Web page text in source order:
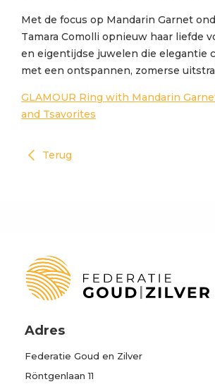
Met de focus op Mandarin Garnet
Tamara Comolli opnieuw haar liefde
en eigentijdse juwelen die elegantie
met een ontspannen, zomerse
GLAMOUR Ring with Mandarin
and Tsavorites
Terug
Adres
Federatie Goud en Zilver
Röntgenlaan 11